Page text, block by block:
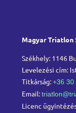
Magyar Triatlon
Székhely: 1146
Levelezési cím:
Titkárság:+36 30
Email:
Licenc